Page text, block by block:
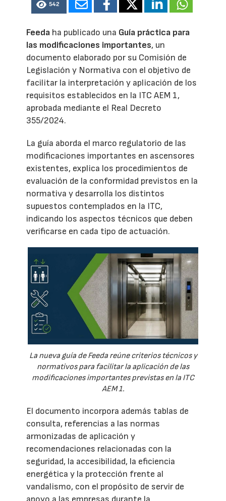
542
Feeda ha publicado una Guía práctica para
las modificaciones importantes, un
documento elaborado por su Comisión de
Legislación y Normativa con el objetivo de
facilitar la interpretación y aplicación de los
requisitos establecidos en la ITC AEM 1,
aprobada mediante el Real Decreto
355/2024.
La guía aborda el marco regulatorio de las
modificaciones importantes en ascensores
existentes, explica los procedimientos de
evaluación de la conformidad previstos en la
normativa y desarrolla los distintos
supuestos contemplados en la ITC,
indicando los aspectos técnicos que deben
verificarse en cada tipo de actuación.
La nueva guía de Feeda reúne criterios técnicos y
normativos para facilitar la aplicación de las
modificaciones importantes previstas en la ITC
AEM 1.
El documento incorpora además tablas de
consulta, referencias a las normas
armonizadas de aplicación y
recomendaciones relacionadas con la
seguridad, la accesibilidad, la eficiencia
energética y la protección frente al
vandalismo, con el propósito de servir de